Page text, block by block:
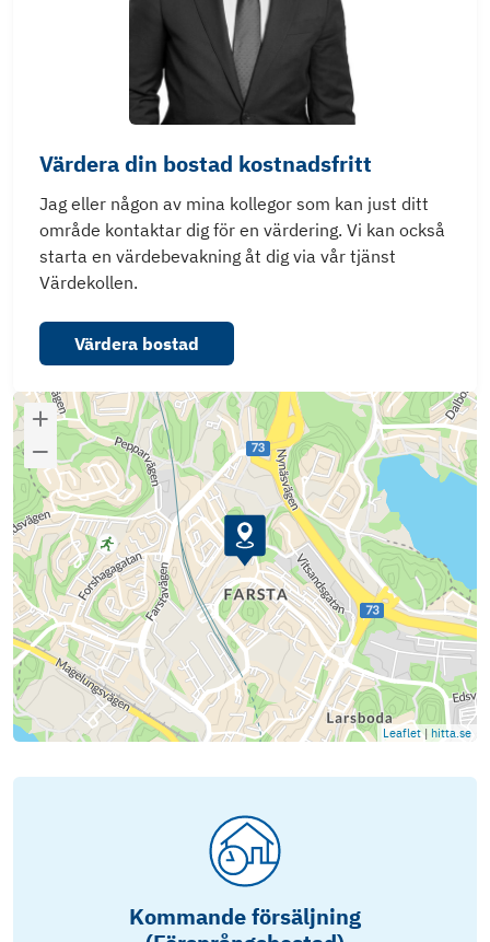
Värdera din bostad kostnadsfritt
Jag eller någon av mina kollegor som kan just ditt
område kontaktar dig för en värdering. Vi kan också
starta en värdebevakning åt dig via vår tjänst
Värdekollen.
Värdera bostad
Leaflet | hitta.se
Kommande försäljning